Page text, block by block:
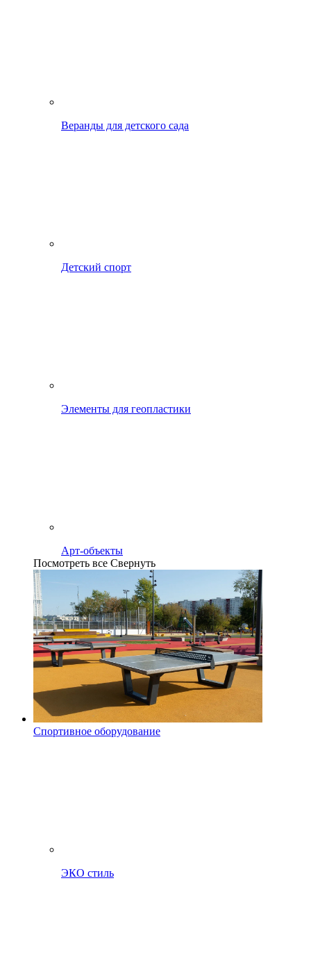
Веранды для детского сада
Детский спорт
Элементы для геопластики
Арт-объекты
Посмотреть все Свернуть
Спортивное оборудование
ЭКО стиль